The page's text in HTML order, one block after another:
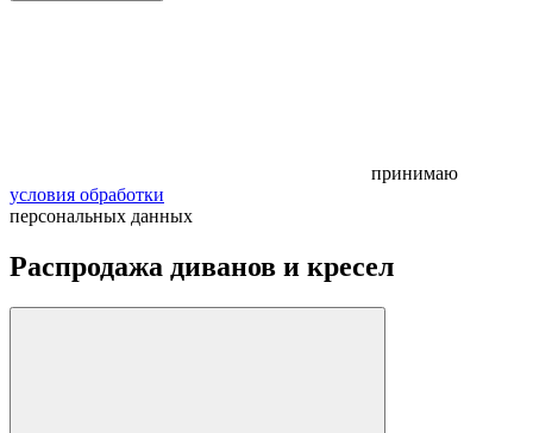
принимаю
условия обработки
персональных данных
Распродажа диванов и кресел